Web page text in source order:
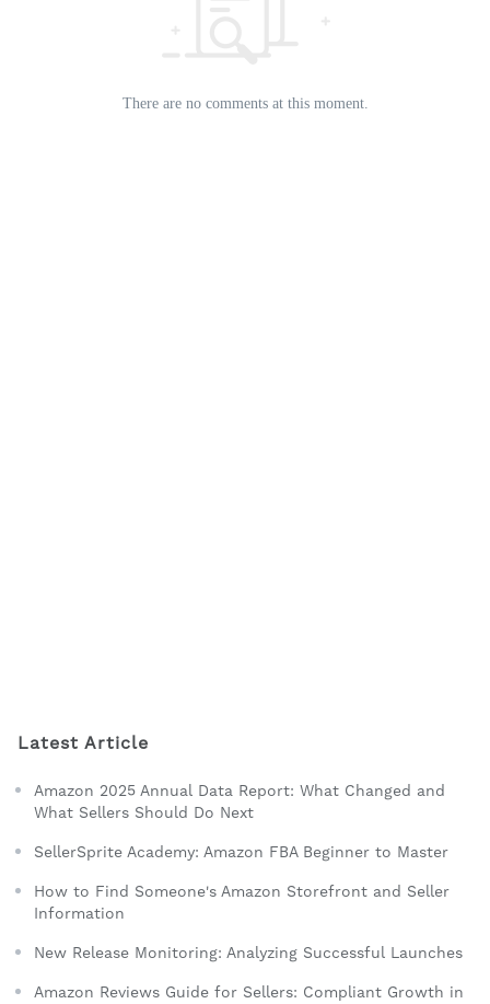
There are no comments at this moment.
Latest Article
Amazon 2025 Annual Data Report: What Changed and
What Sellers Should Do Next
SellerSprite Academy: Amazon FBA Beginner to Master
How to Find Someone's Amazon Storefront and Seller
Information
New Release Monitoring: Analyzing Successful Launches
Amazon Reviews Guide for Sellers: Compliant Growth in